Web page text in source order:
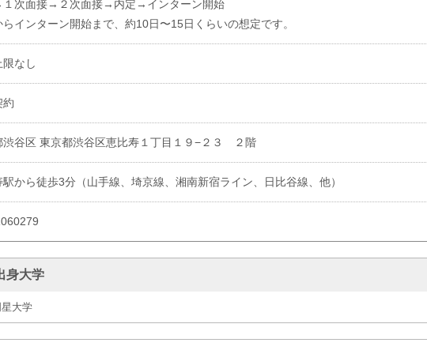
次面接→２次面接→内定→インターン開始
らインターン開始まで、約10日〜15日くらいの想定です。
限なし
約
渋谷区 東京都渋谷区恵比寿１丁目１９−２３ ２階
駅から徒歩3分（山手線、埼京線、湘南新宿ライン、日比谷線、他）
身大学
大学